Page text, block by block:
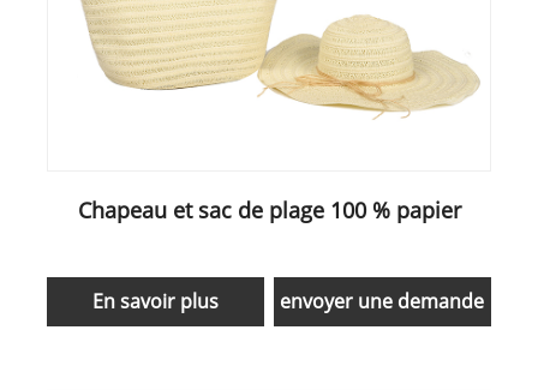
Chapeau et sac de plage 100 % papier
En savoir plus envoyer une demande